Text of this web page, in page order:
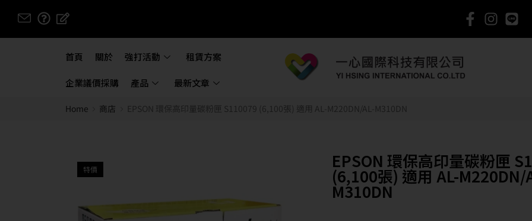
首頁 關於 強打活動 租賃方案
企業議價採購 產品 最新文章
Home 商店 EPSON 環保高印量碳粉匣 S110079 (6,100張) 適用 AL-M220DN/AL-M310DN
特價 EPSON 環保高印量碳粉匣
(6,100張) 適用 AL-M220DN/
M310DN